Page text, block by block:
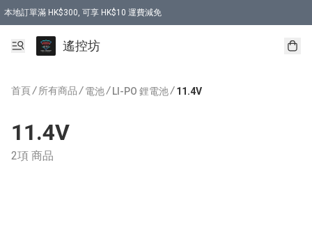
本地訂單滿 HK$300, 可享 HK$10 運費減免
購買 7.6V 6500mah 70C 電池 送 7.6V USB充電器
遙控坊
首頁/ 所有商品 / 電池/ LI-PO 鋰電池/ 11.4V
11.4V
2項 商品